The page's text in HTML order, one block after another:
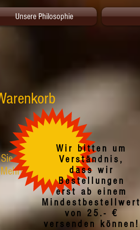
Unsere Philosophie
Wir bitten um
Verständnis,
dass wir
Bestellungen
erst ab einem
Mindestbestellwert
von 25.- €
versenden können!
auf die